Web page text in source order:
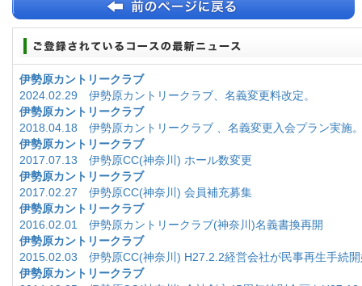
伊勢原カントリークラブ
2024.02.29 伊勢原カントリークラブ、名義変更料改定。
伊勢原カントリークラブ
2018.04.18 伊勢原カントリークラブ 、名義変更入会プラン実施
伊勢原カントリークラブ
2017.07.13 伊勢原CC(神奈川) ホール数変更
伊勢原カントリークラブ
2017.02.27 伊勢原CC(神奈川) 会員補充募集
伊勢原カントリークラブ
2016.02.01 伊勢原カントリークラブ(神奈川)名義書換再開
伊勢原カントリークラブ
2015.02.03 伊勢原CC(神奈川) H27.2.2経営会社が民事再生手続
伊勢原カントリークラブ